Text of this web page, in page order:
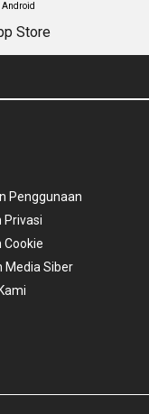
Android
Penggunaan
Privasi
Cookie
Media Siber